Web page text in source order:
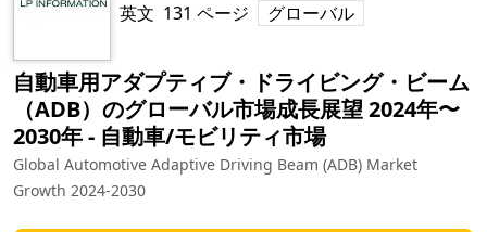
英文 131 ページ グローバル
自動車用アダプティブ・ドライビング・ビーム
（ADB）のグローバル市場成長展望 2024年〜
2030年‐ 自動車/モビリティ市場
Global Automotive Adaptive Driving Beam (ADB) Market
Growth 2024-2030